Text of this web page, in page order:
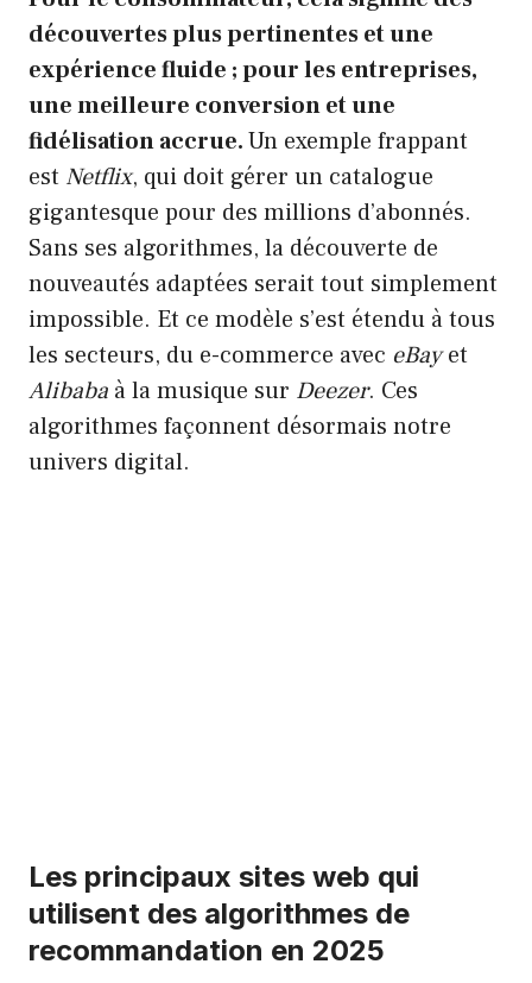
découvertes plus pertinentes et une
expérience fluide ; pour les entreprises,
une meilleure conversion et une
fidélisation accrue.Un exemple frappant
est Netflix, qui doit gérer un catalogue
gigantesque pour des millions d’abonnés.
Sans ses algorithmes, la découverte de
nouveautés adaptées serait tout simplement
impossible. Et ce modèle s’est étendu à tous
les secteurs, du e-commerce avec eBayet
Alibaba à la musique sur Deezer. Ces
algorithmes façonnent désormais notre
univers digital.
Les principaux sites web qui
utilisent des algorithmes de
recommandation en 2025